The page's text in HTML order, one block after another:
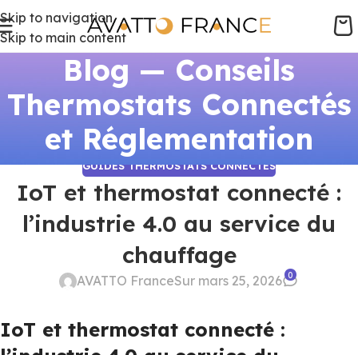
Skip to navigation
Skip to main content
Blog — Conseils
Thermostats Connectés
et Réglementation
GUIDES THERMOSTATS CONNECTÉS
IoT et thermostat connecté :
l’industrie 4.0 au service du
chauffage
AVATTO FranceSur mars 25, 2026 0
IoT et thermostat connecté :